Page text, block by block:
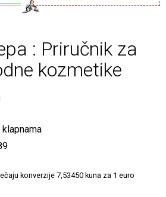
: Priručnik za
kozmetike
konverzije 7,53450 kuna za 1 euro